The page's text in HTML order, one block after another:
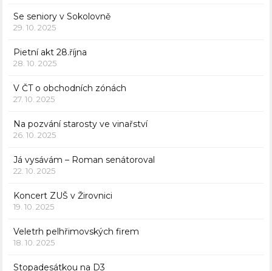
Se seniory v Sokolovně
29. 10. 2025
Pietní akt 28.října
28. 10. 2025
V ČT o obchodních zónách
27. 10. 2025
Na pozvání starosty ve vinařství
26. 10. 2025
Já vysávám – Roman senátoroval
22. 10. 2025
Koncert ZUŠ v Žirovnici
19. 10. 2025
Veletrh pelhřimovských firem
18. 10. 2025
Stopadesátkou na D3